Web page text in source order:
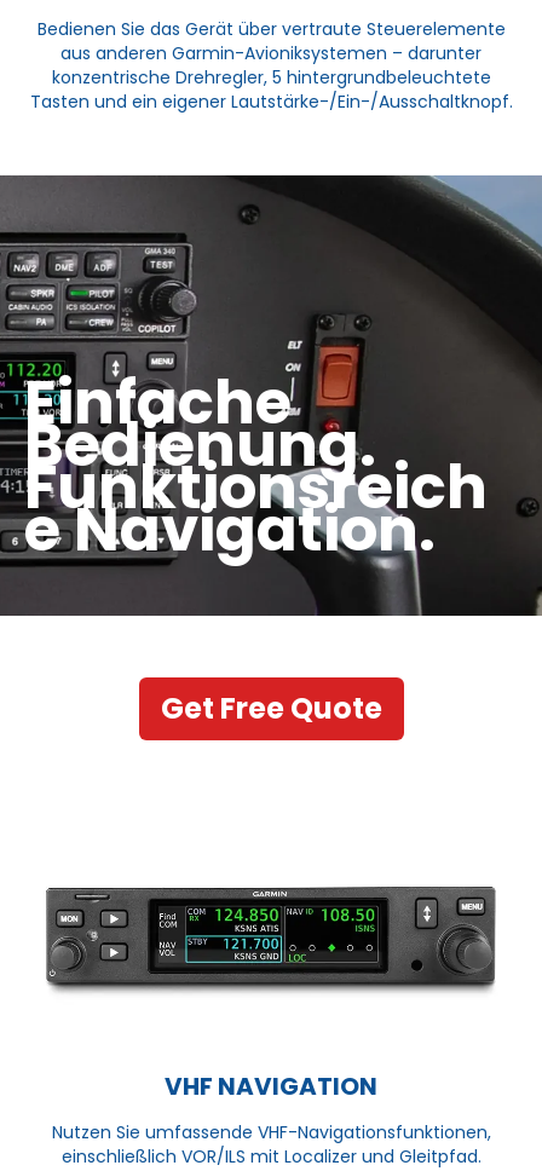
Bedienen Sie das Gerät über vertraute Steuerelemente
aus anderen Garmin-Avioniksystemen – darunter
konzentrische Drehregler, 5 hintergrundbeleuchtete
Tasten und ein eigener Lautstärke-/Ein-/Ausschaltknopf.
Einfache
Bedienung.
Funktionsreich
e Navigation.
Get Free Quote
VHF NAVIGATION
Nutzen Sie umfassende VHF-Navigationsfunktionen,
einschließlich VOR/ILS mit Localizer und Gleitpfad.